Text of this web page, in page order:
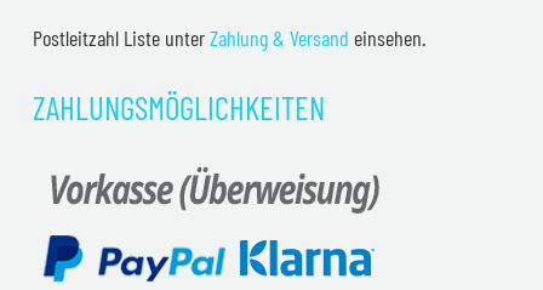
Postleitzahl Liste unterZahlung & Versand einsehen.
ZAHLUNGSMÖGLICHKEITEN